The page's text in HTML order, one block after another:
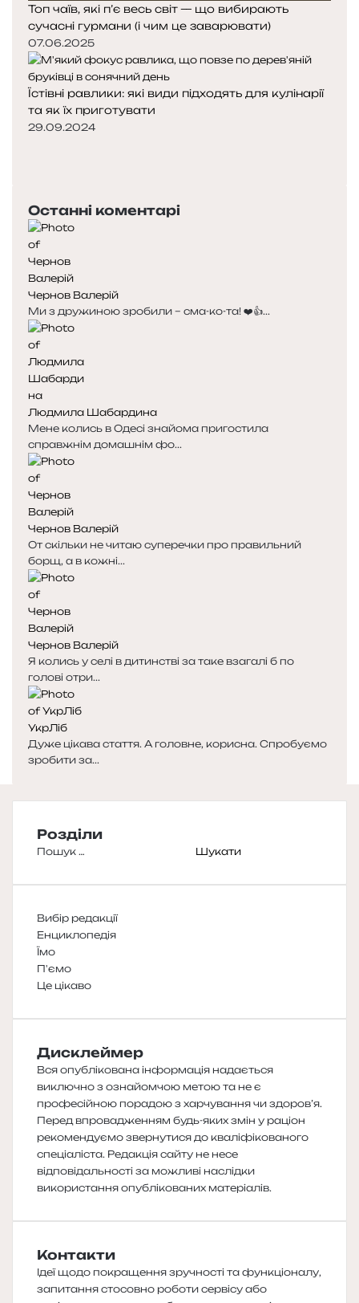
Топ чаїв, які п’є весь світ — що вибирають
сучасні гурмани (і чим це заварювати)
07.06.2025
Їстівні равлики: які види підходять для кулінарії
та як їх приготувати
29.09.2024
р
е
д
н
я
с
т
о
р
і
н
к
а
т
у
п
н
а
с
т
о
р
і
н
к
а
Останні коментарі
Чернов Валерій
Ми з дружиною зробили – сма-ко-та! ❤️👍...
Людмила Шабардина
Мене колись в Одесі знайома пригостила
справжнім домашнім фо...
Чернов Валерій
От скільки не читаю суперечки про правильний
борщ, а в кожні...
Чернов Валерій
Я колись у селі в дитинстві за таке взагалі б по
голові отри...
УкрЛіб
Дуже цікава стаття. А головне, корисна. Спробуємо
зробити за...
Розділи
Пошук:
Вибір редакції
Енциклопедія
Їмо
П'ємо
Це цікаво
Дисклеймер
Вся опублікована інформація надається
виключно з ознайомчою метою та не є
професійною порадою з харчування чи здоров’я.
Перед впровадженням будь-яких змін у раціон
рекомендуємо звернутися до кваліфікованого
спеціаліста. Редакція сайту не несе
відповідальності за можливі наслідки
використання опублікованих матеріалів.
Контакти
Ідеї щодо покращення зручності та функціоналу,
запитання стосовно роботи сервісу або